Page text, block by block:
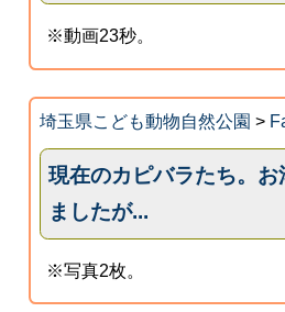
※動画23秒。
埼玉県こども動物自然公園 >
現在のカピバラたち。お
ましたが...
※写真2枚。